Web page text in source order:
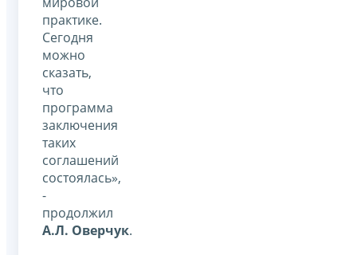
практике.
Сегодня
можно
сказать,
что
программа
заключения
таких
соглашений
состоялась»,
-
продолжил
А.Л. Оверчук.